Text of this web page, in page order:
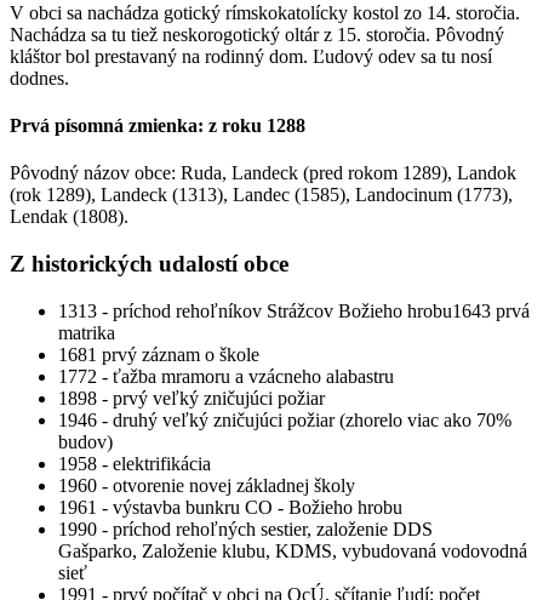
V obci sa nachádza gotický rímskokatolícky kostol zo 14. storočia.
Nachádza sa tu tiež neskorogotický oltár z 15. storočia. Pôvodný
kláštor bol prestavaný na rodinný dom. Ľudový odev sa tu nosí
dodnes.
Prvá písomná zmienka: z roku 1288
Pôvodný názov obce: Ruda, Landeck (pred rokom 1289), Landok
(rok 1289), Landeck (1313), Landec (1585), Landocinum (1773),
Lendak (1808).
Z historických udalostí obce
1313 - príchod rehoľníkov Strážcov Božieho hrobu1643 prvá
matrika
1681 prvý záznam o škole
1772 - ťažba mramoru a vzácneho alabastru
1898 - prvý veľký zničujúci požiar
1946 - druhý veľký zničujúci požiar (zhorelo viac ako 70%
budov)
1958 - elektrifikácia
1960 - otvorenie novej základnej školy
1961 - výstavba bunkru CO - Božieho hrobu
1990 - príchod rehoľných sestier, založenie DDS
Gašparko, Založenie klubu, KDMS, vybudovaná vodovodná
sieť
1991 - prvý počítač v obci na OcÚ, sčítanie ľudí; počet